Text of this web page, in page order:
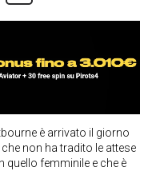
è arrivato il giorno
non ha tradito le attese
femminile e che è